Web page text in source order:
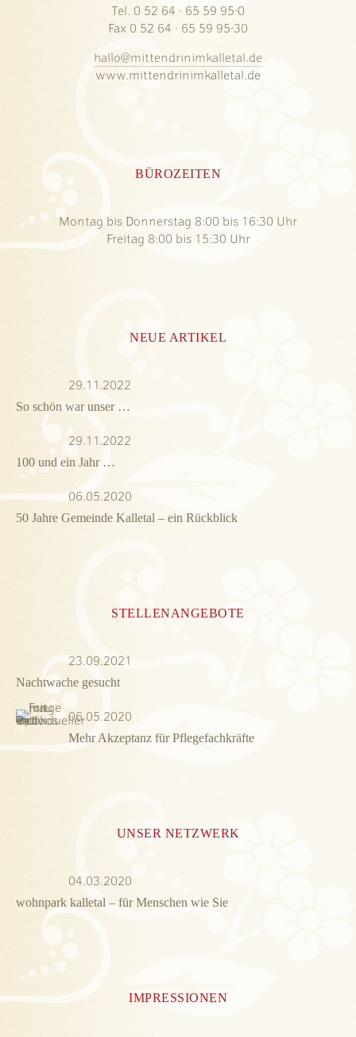
Tel. 0 52 64 · 65 59 95-0
Fax 0 52 64 · 65 59 95-30
hallo@mittendrinimkalletal.de
www.mittendrinimkalletal.de
BÜROZEITEN
Montag bis Donnerstag 8:00 bis 16:30 Uhr
Freitag 8:00 bis 15:30 Uhr
NEUE ARTIKEL
29.11.2022
So schön war unser …
29.11.2022
100 und ein Jahr …
06.05.2020
50 Jahre Gemeinde Kalletal – ein Rückblick
STELLENANGEBOTE
23.09.2021
Nachtwache gesucht
06.05.2020
Mehr Akzeptanz für Pflegefachkräfte
UNSER NETZWERK
04.03.2020
wohnpark kalletal – für Menschen wie Sie
IMPRESSIONEN